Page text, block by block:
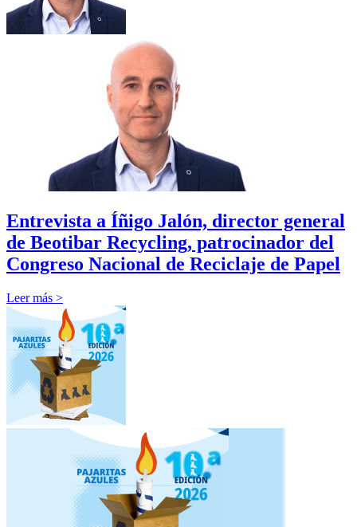
Entrevista a Íñigo Jalón, director general
de Beotibar Recycling, patrocinador del
Congreso Nacional de Reciclaje de Papel
Leer más >